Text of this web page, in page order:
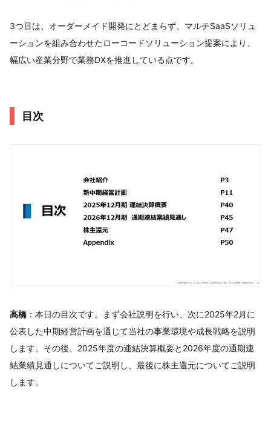
3つ目は、オーダーメイド開発にとどまらず、マルチSaaSソリュ
ーションを組み合わせたローコードソリューション提案により、
幅広い産業分野で業務DXを推進している点です。
目次
高橋 ：本日の目次です。まず会社説明を行い、次に2025年2月に
公表した中期経営計画を通じて当社の事業環境や成長戦略を説明
します。その後、2025年度の連結決算概要と2026年度の通期連
結業績見通しについてご説明し、最後に株主還元についてご説明
します。